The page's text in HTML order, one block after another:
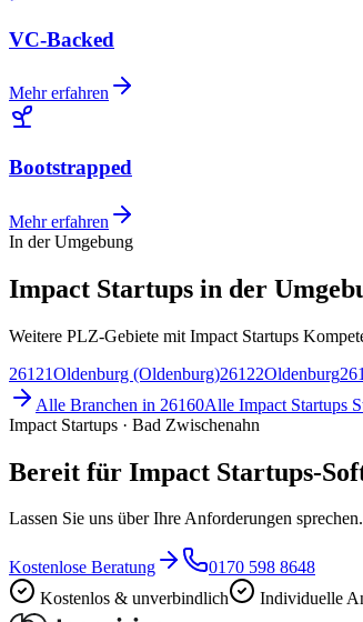
VC-Backed
Mehr erfahren
Bootstrapped
Mehr erfahren
In der Umgebung
Impact Startups in der
Weitere PLZ-Gebiete mit Impact Startups
26121Oldenburg (Oldenburg)26122Oldenburg
Alle Branchen in 26160Alle Impact Startups
Impact Startups · Bad Zwischenahn
Bereit für Impact Startups-
Lassen Sie uns über Ihre Anforderungen
Kostenlose Beratung
0170 598 8648
Kostenlos & unverbindlich
Individuelle